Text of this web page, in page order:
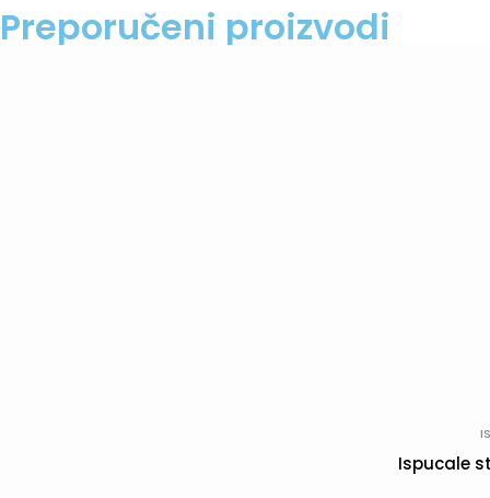
Preporučeni proizvodi
Ispucale